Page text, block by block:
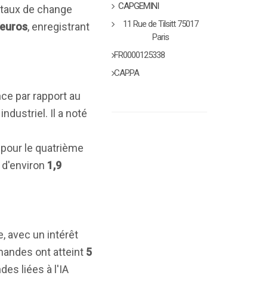
de change
, enregistrant
par rapport au
Il a noté
le quatrième
1,9
avec un intérêt
ont atteint 5
liées à l'IA
CAPGEMINI
11 Rue de Tilsitt 75017
Paris
FR0000125338
CAP.PA